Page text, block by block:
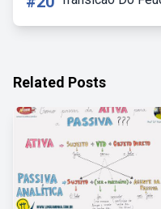
Related Posts